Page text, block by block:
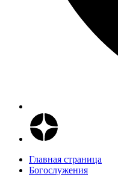
Главная страница
Богослужения